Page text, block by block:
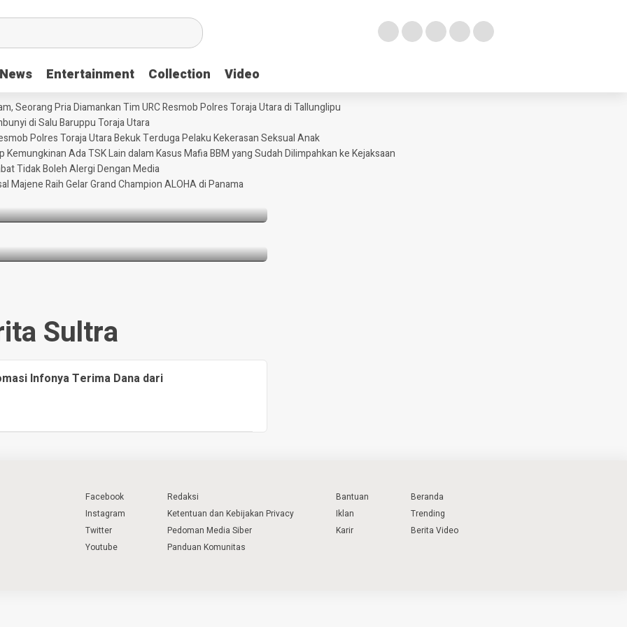
News Entertainment Collection Video
News Entertainment Collection Video
Seorang Pria Diamankan Tim URC Resmob Polres Toraja Utara di Tallunglipu
di Salu Baruppu Toraja Utara
Polres Toraja Utara Bekuk Terduga Pelaku Kekerasan Seksual Anak
Ada TSK Lain dalam Kasus Mafia BBM yang Sudah Dilimpahkan ke Kejaksaan
Tidak Boleh Alergi Dengan Media
Majene Raih Gelar Grand Champion ALOHA di Panama
Seorang Pria Diamankan Tim URC
Tallunglipu
Kemungkinan Ada TSK Lain dalam
ke Kejaksaan
Sultra
Infonya Terima Dana dari
Facebook
Instagram
Twitter
Youtube
Redaksi
Ketentuan dan Kebijakan Privacy
Pedoman Media Siber
Panduan Komunitas
Bantuan
Iklan
Karir
Beranda
Trending
Berita Video